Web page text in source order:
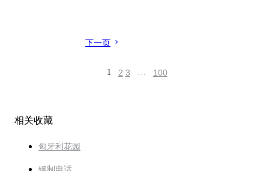
下一页
1 2 3 … 100
相关收藏
匈牙利花园